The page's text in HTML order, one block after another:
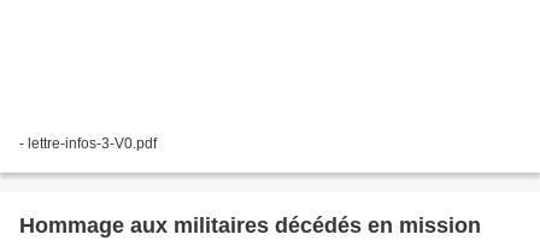
- lettre-infos-3-V0.pdf
Hommage aux militaires décédés en mission